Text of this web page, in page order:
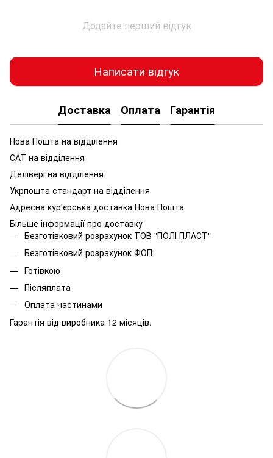
Додайте перший відгук
Написати відгук
Доставка Оплата Гарантія
Нова Пошта на відділення
САТ на відділення
Делівері на відділення
Укрпошта стандарт на відділення
Адресна кур'єрська доставка Нова Пошта
Більше інформації про доставку
Безготівковий розрахунок ТОВ "ПОЛІ ПЛАСТ"
Безготівковий розрахунок ФОП
Готівкою
Післяплата
Оплата частинами
Гарантія від виробника 12 місяців.